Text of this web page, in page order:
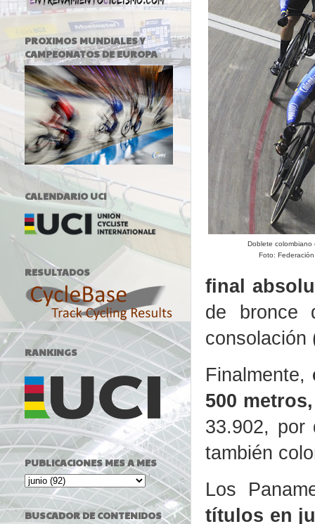
Doblete colombiano
Foto:
final
de bronce
consolación
Finalmente,
500
33.902, por
también
Los
títulos en
PROXIMOS MUNDIALES Y
CAMPEONATOS DE EUROPA
CALENDARIO UCI
RESULTADOS
RANKINGS
PUBLICACIONES MES A MES
BUSCADOR DE CONTENIDOS